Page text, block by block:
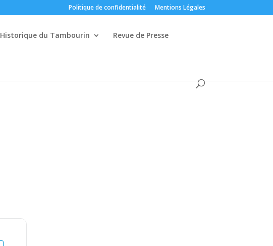
Politique de confidentialité Mentions Légales
Historique du Tambourin Revue de Presse